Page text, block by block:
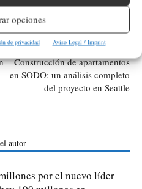
opciones
de privacidad Aviso Legal / Imprint
Artículo siguiente
Construcción de apartamentos
en SODO: un análisis completo
del proyecto en Seattle
autor
por el nuevo líder